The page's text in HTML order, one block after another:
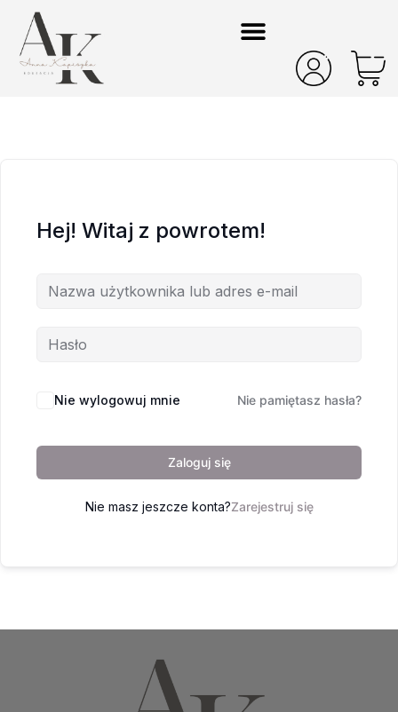
Hej! Witaj z powrotem!
Nie wylogowuj mnie Nie pamiętasz hasła?
Zaloguj się
Nie masz jeszcze konta?Zarejestruj się